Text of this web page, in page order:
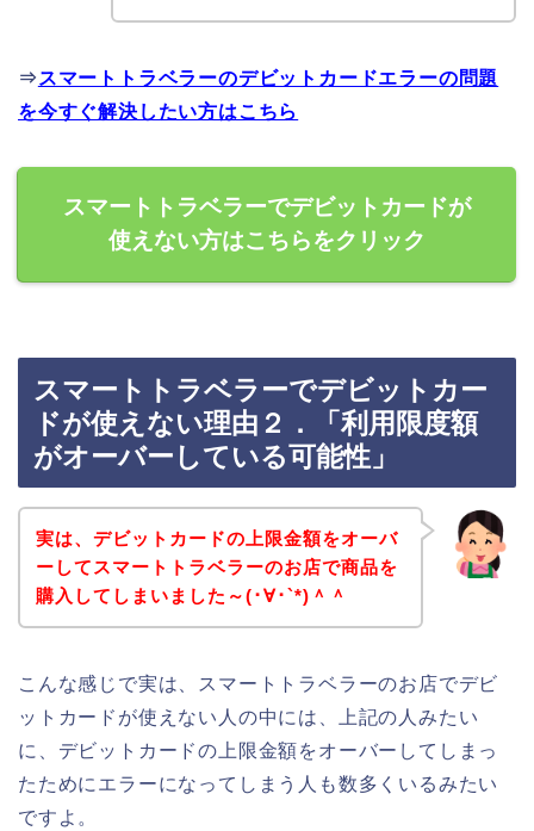
⇒ スマートトラベラーのデビットカードエラーの問題
を今すぐ解決したい方はこちら
スマートトラベラーでデビットカードが
使えない方はこちらをクリック
スマートトラベラーでデビットカー
ドが使えない理由２．「利用限度額
がオーバーしている可能性」
実は、デビットカードの上限金額をオーバ
ーしてスマートトラベラーのお店で商品を
購入してしまいました～(･∀･`*)＾＾
こんな感じで実は、スマートトラベラーのお店でデビ
ットカードが使えない人の中には、上記の人みたい
に、デビットカードの上限金額をオーバーしてしまっ
たためにエラーになってしまう人も数多くいるみたい
ですよ。